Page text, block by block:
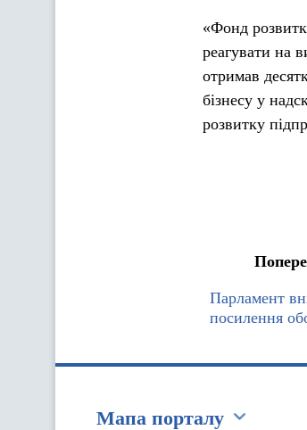
«Фонд
реагувати на
отримав
бізнесу у
розвитку
Парламент
посилення
Мапа порталу